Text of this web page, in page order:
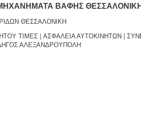
ΒΑΦΗΣ
ΘΕΣΣΑΛΟΝΙΚΗ
ΤΙΜΕΣ
ΑΣΦΑΛΕΙΑ ΑΥΤΟΚΙΝΗΤΩΝ
ΑΛΕΞΑΝΔΡΟΥΠΟΛΗ